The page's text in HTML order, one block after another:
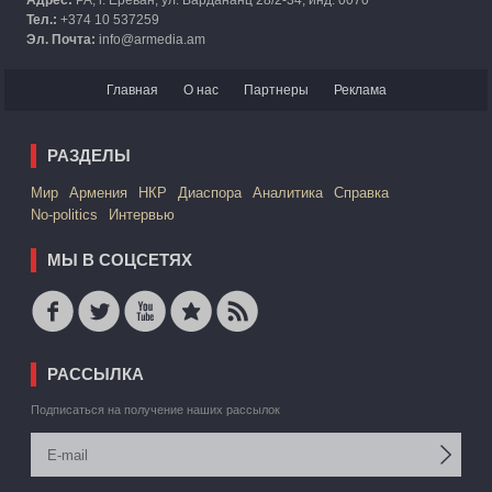
Тел.: +374 10 537259
Эл. Почта: info@armedia.am
Главная О нас Партнеры Реклама
РАЗДЕЛЫ
Mир Армения НКР Диаспора Аналитика
Справка
No-politics
Интервью
МЫ В СОЦСЕТЯХ
РАССЫЛКА
Подписаться на получение наших рассылок